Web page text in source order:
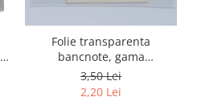
Folie transparenta
bancnote, gama
Grande(A4), cod SH312, 3
compartimente
3,50 Lei
2,20 Lei